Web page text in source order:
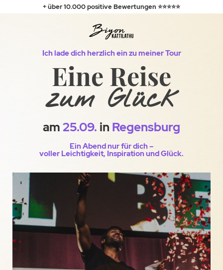
+ über 10.000positiveBewertungen ⭐⭐⭐⭐⭐
Ich lade dich herzlich ein zu meiner Tour
Eine Reise
zum Glück
am25.09. in Regensburg
Ein Abend nur für dich –
voller Leichtigkeit, Inspiration und Glück.